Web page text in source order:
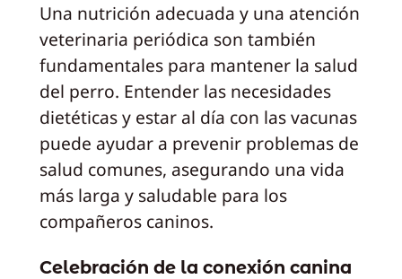
Una nutrición adecuada y una atención
veterinaria periódica son también
fundamentales para mantener la salud
del perro. Entender las necesidades
dietéticas y estar al día con las vacunas
puede ayudar a prevenir problemas de
salud comunes, asegurando una vida
más larga y saludable para los
compañeros caninos.
Celebración de la conexión canina